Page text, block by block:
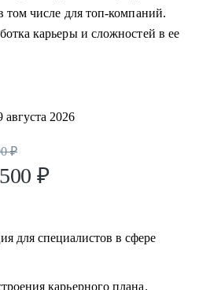
цель и разработать план для
дорожная карта)
позиции директор по
тестового задания, помогу
чтобы приглашали в компании
помогу
команду маркетинга,
внутри отдела маркетинга и
том числе для топ-компаний.
карьеры и сложностей в ее
августа 2026
₽
₽
для специалистов в сфере
карьерного плана.